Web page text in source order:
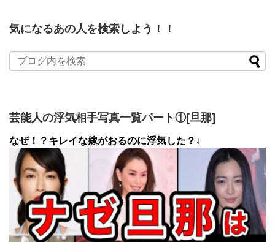
気になるあの人を検索しよう！！
芸能人の浮気相手写真一覧パート①[旦那]
なぜ！？キレイな嫁がおるのに浮気した？↓